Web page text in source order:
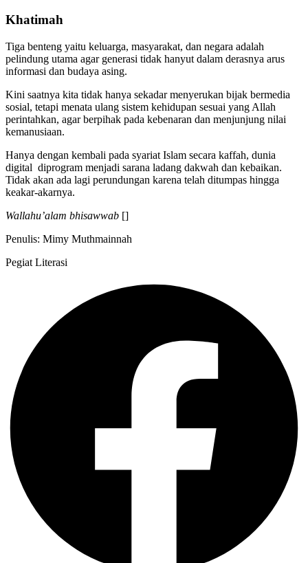
Khatimah
Tiga benteng yaitu keluarga, masyarakat, dan negara adalah
pelindung utama agar generasi tidak hanyut dalam derasnya arus
informasi dan budaya asing.
Kini saatnya kita tidak hanya sekadar menyerukan bijak bermedia
sosial, tetapi menata ulang sistem kehidupan sesuai yang Allah
perintahkan, agar berpihak pada kebenaran dan menjunjung nilai
kemanusiaan.
Hanya dengan kembali pada syariat Islam secara kaffah, dunia
digital diprogram menjadi sarana ladang dakwah dan kebaikan.
Tidak akan ada lagi perundungan karena telah ditumpas hingga
keakar-akarnya.
Wallahu’alam bhisawwab []
Penulis: Mimy Muthmainnah
Pegiat Literasi